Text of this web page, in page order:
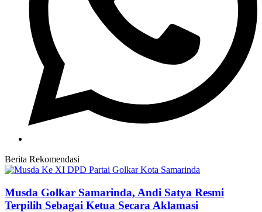
Berita Rekomendasi
Musda Golkar Samarinda, Andi Satya Resmi
Terpilih Sebagai Ketua Secara Aklamasi